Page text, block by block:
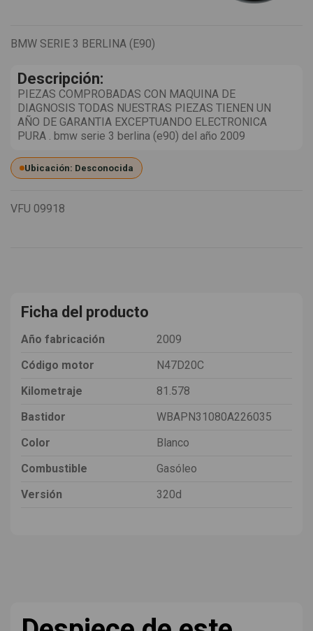
BMW SERIE 3 BERLINA (E90)
Descripción:
PIEZAS COMPROBADAS CON MAQUINA DE
DIAGNOSIS TODAS NUESTRAS PIEZAS TIENEN UN
AÑO DE GARANTIA EXCEPTUANDO ELECTRONICA
PURA . bmw serie 3 berlina (e90) del año 2009
Ubicación: Desconocida
VFU 09918
Ficha del producto
Año fabricación
2009
Código motor
N47D20C
Kilometraje
81.578
Bastidor
WBAPN31080A226035
Color
Blanco
Combustible
Gasóleo
Versión
320d